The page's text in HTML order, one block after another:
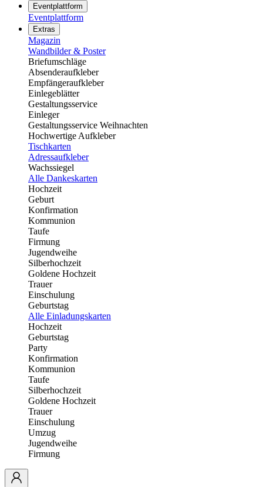
Eventplattform
Eventplattform
Extras
Magazin
Wandbilder & Poster
Briefumschläge
Absenderaufkleber
Empfängeraufkleber
Einlegeblätter
Gestaltungsservice
Einleger
Gestaltungsservice Weihnachten
Hochwertige Aufkleber
Tischkarten
Adressaufkleber
Wachssiegel
Alle Dankeskarten
Hochzeit
Geburt
Konfirmation
Kommunion
Taufe
Firmung
Jugendweihe
Silberhochzeit
Goldene Hochzeit
Trauer
Einschulung
Geburtstag
Alle Einladungskarten
Hochzeit
Geburtstag
Party
Konfirmation
Kommunion
Taufe
Silberhochzeit
Goldene Hochzeit
Trauer
Einschulung
Umzug
Jugendweihe
Firmung